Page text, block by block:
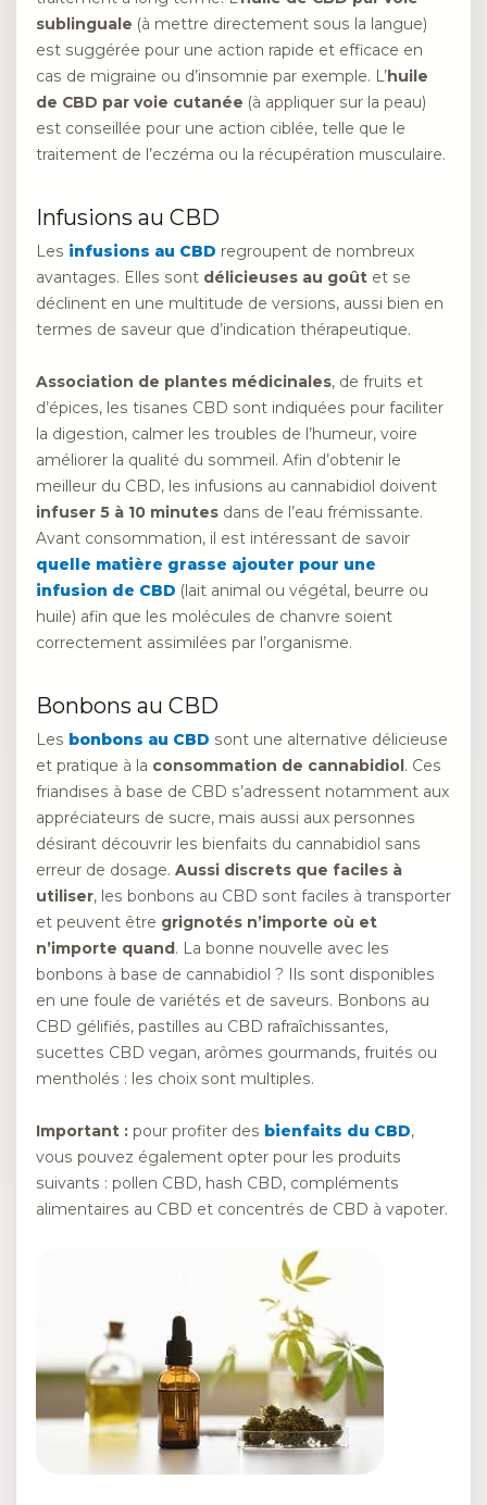
sublinguale (à mettre directement sous la langue)
est suggérée pour une action rapide et efficace en
cas de migraine ou d’insomnie par exemple. L’huile
de CBD par voie cutanée (à appliquer sur la peau)
est conseillée pour une action ciblée, telle que le
traitement de l’eczéma ou la récupération musculaire.
Infusions au CBD
Les infusions au CBD regroupent de nombreux
avantages. Elles sont délicieuses au goût et se
déclinent en une multitude de versions, aussi bien en
termes de saveur que d’indication thérapeutique.
Association de plantes médicinales, de fruits et
d’épices, les tisanes CBD sont indiquées pour faciliter
la digestion, calmer les troubles de l’humeur, voire
améliorer la qualité du sommeil. Afin d’obtenir le
meilleur du CBD, les infusions au cannabidiol doivent
infuser 5 à 10 minutes dans de l’eau frémissante.
Avant consommation, il est intéressant de savoir
quelle matière grasse ajouter pour une
infusion de CBD (lait animal ou végétal, beurre ou
huile) afin que les molécules de chanvre soient
correctement assimilées par l’organisme.
Bonbons au CBD
Les bonbons au CBD sont une alternative délicieuse
et pratique à la consommation de cannabidiol. Ces
friandises à base de CBD s’adressent notamment aux
appréciateurs de sucre, mais aussi aux personnes
désirant découvrir les bienfaits du cannabidiol sans
erreur de dosage. Aussi discrets que faciles à
utiliser, les bonbons au CBD sont faciles à transporter
et peuvent être grignotés n’importe où et
n’importe quand. La bonne nouvelle avec les
bonbons à base de cannabidiol ? Ils sont disponibles
en une foule de variétés et de saveurs. Bonbons au
CBD gélifiés, pastilles au CBD rafraîchissantes,
sucettes CBD vegan, arômes gourmands, fruités ou
mentholés : les choix sont multiples.
Important : pour profiter des bienfaits du CBD,
vous pouvez également opter pour les produits
suivants : pollen CBD, hash CBD, compléments
alimentaires au CBD et concentrés de CBD à vapoter.